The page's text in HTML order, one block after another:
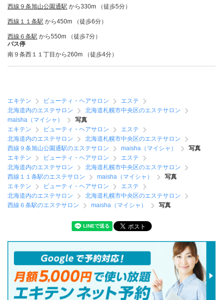
西線９条旭山公園通駅 から330m （徒歩5分）
西線１１条駅 から450m （徒歩6分）
西線６条駅 から550m （徒歩7分）
バス停
南９条西１１丁目から260m （徒歩4分）
エキテン ビューティ・ヘアサロン
エステ
北海道内のエステサロン
北海道札幌市中央区のエステサロン
maisha（マイシャ）
写真
エキテン
ビューティ・ヘアサロン
エステ
北海道内のエステサロン
北海道札幌市中央区のエステサロン
西線９条旭山公園通駅のエステサロン
maisha（マイシャ）
写真
エキテン
ビューティ・ヘアサロン
エステ
北海道内のエステサロン
北海道札幌市中央区のエステサロン
西線１１条駅のエステサロン
maisha（マイシャ）
写真
エキテン
ビューティ・ヘアサロン
エステ
北海道内のエステサロン
北海道札幌市中央区のエステサロン
西線６条駅のエステサロン
maisha（マイシャ） 写真